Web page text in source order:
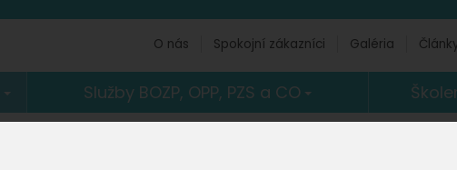
O nás Spokojní zákazníci Galéria
Služby BOZP, OPP, PZS a CO